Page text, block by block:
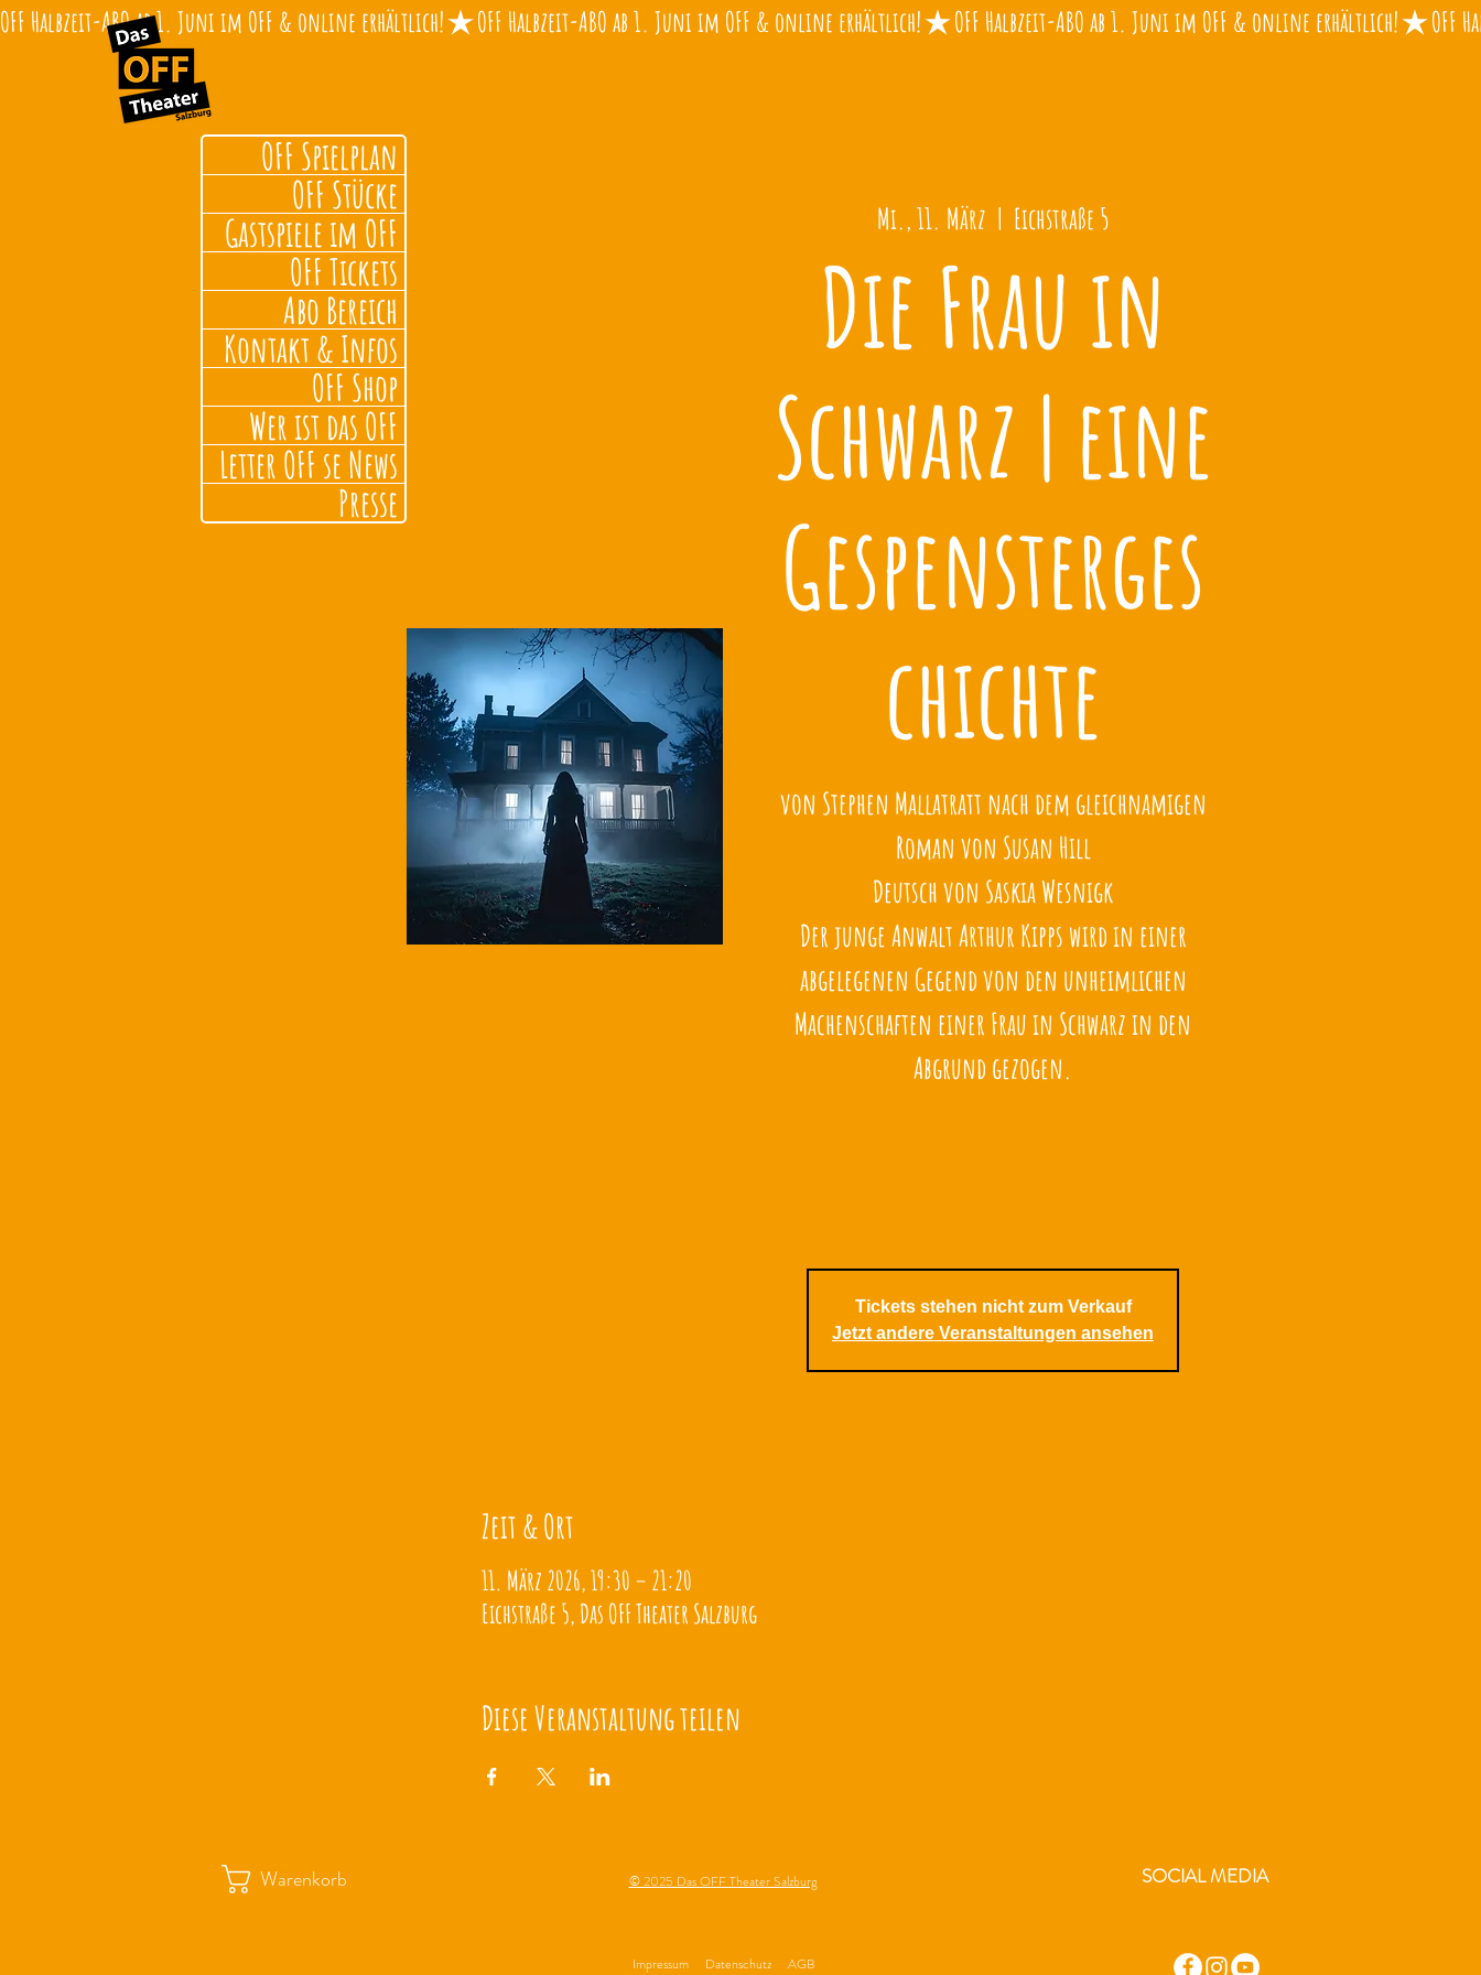
OFF Halbzeit-ABO ab 1. Juni im OFF & online erhältlich!
Mi., 11. März
  |
Eichstraße 5
Die Frau in
Schwarz | eine
Gespensterges
chichte
von Stephen Mallatratt nach dem gleichnamigen
Roman von Susan Hill
Deutsch von Saskia Wesnigk
Der junge Anwalt Arthur Kipps wird in einer
abgelegenen Gegend von den unheimlichen
Machenschaften einer Frau in Schwarz in den
Abgrund gezogen.
Tickets stehen nicht zum Verkauf
Jetzt andere Veranstaltungen ansehen
Zeit & Ort
11. März 2026, 19:30 – 21:20
Eichstraße 5, Das OFF Theater Salzburg
Diese Veranstaltung teilen
OFF Spielplan
OFF Stücke
Gastspiele im OFF
OFF Tickets
Abo Bereich
Kontakt & Infos
OFF Shop
Wer ist das OFF
Letter OFF se News
Presse
Warenkorb © 2025 Das OFF Theater Salzburg
Impressum Datenschutz AGB
SOCIAL MEDIA